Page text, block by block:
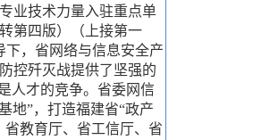
业技术力量入驻重点单
第四版）（上接第一
，省网络与信息安全产
控歼灭战提供了坚强的
人才的竞争。省委网信
地”，打造福建省“政产
教育厅、省工信厅、省